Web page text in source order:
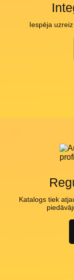
Iespēja
Katalogs tiek